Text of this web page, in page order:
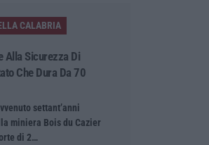
CALABRIA
Alla Sicurezza Di
Che Dura Da 70
settant’anni
miniera Bois du Cazier
di 2…